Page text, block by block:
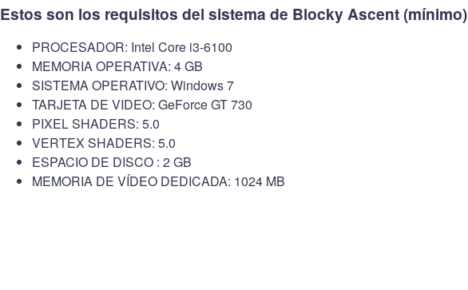
Estos son los requisitos del sistema de Blocky Ascent (mínimo)
PROCESADOR: Intel Core i3-6100
MEMORIA OPERATIVA: 4 GB
SISTEMA OPERATIVO: Windows 7
TARJETA DE VIDEO: GeForce GT 730
PIXEL SHADERS: 5.0
VERTEX SHADERS: 5.0
ESPACIO DE DISCO : 2 GB
MEMORIA DE VÍDEO DEDICADA: 1024 MB